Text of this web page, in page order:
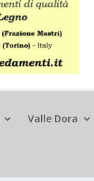
Valle Dora